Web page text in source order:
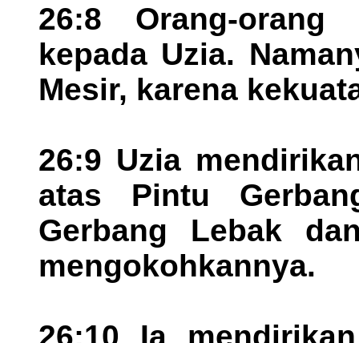
26:8 Orang-
kepada Uzia.
Mesir, karena
26:9 Uzia
atas Pintu
Gerbang Lebak
mengokohkannya.
26:10 Ia